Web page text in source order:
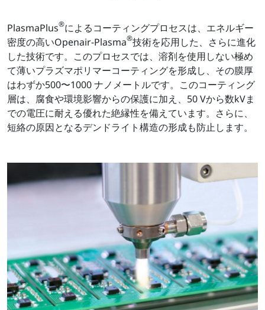
PlasmaPlus®によるコーティングプロセスは、エネルギー
密度の高いOpenair-Plasma®技術を応用した、さらに進化
した技術です。このプロセスでは、溶剤を使用しない極め
て薄いプラズマポリマーコーティングを形成し、その膜厚
はわずか500〜1000 ナノメートルです。このコーティング
層は、腐食や環境影響からの保護に加え、50 Vから数kVま
での電圧に耐える優れた絶縁性を備えています。さらに、
短絡の原因となるデンドライト構造の形成も防止します。